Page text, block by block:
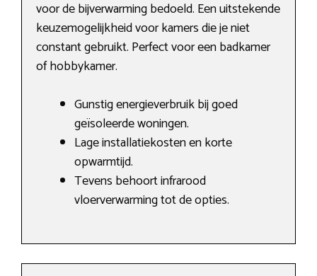
voor de bijverwarming bedoeld. Een uitstekende
keuzemogelijkheid voor kamers die je niet
constant gebruikt. Perfect voor een badkamer
of hobbykamer.
Gunstig energieverbruik bij goed
geïsoleerde woningen.
Lage installatiekosten en korte
opwarmtijd.
Tevens behoort infrarood
vloerverwarming tot de opties.